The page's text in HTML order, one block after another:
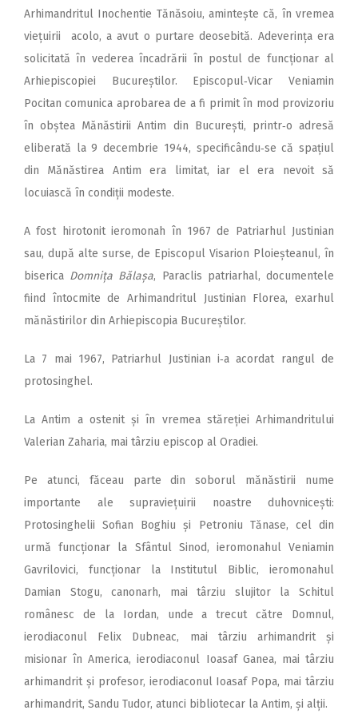
Arhimandritul Inochentie Tănăsoiu, amintește că, în vremea
viețuirii acolo, a avut o purtare deosebită. Adeverința era
solicitată în vederea încadrării în postul de funcționar al
Arhiepiscopiei Bucureștilor. Epis­copul‑Vicar Veniamin
Pocitan comunica aprobarea de a fi primit în mod provizoriu
în obștea Mănăstirii Antim din București, printr‑o adresă
eliberată la 9 decembrie 1944, specificându‑se că spațiul
din Mănăstirea Antim era limitat, iar el era nevoit să
locuiască în condiții modeste.
A fost hirotonit ieromonah în 1967 de Patriarhul Justinian
sau, după alte surse, de Episcopul Visarion Ploieșteanul, în
biserica Domnița Bălașa, Paraclis patriarhal, documentele
fiind întocmite de Arhimandritul Justinian Florea, exarhul
mănăstirilor din Arhiepiscopia Bucureștilor.
La 7 mai 1967, Patriarhul Justinian i‑a acordat rangul de
protosinghel.
La Antim a ostenit și în vremea stăreției Arhimandritului
Valerian Zaharia, mai târziu epis­cop al Oradiei.
Pe atunci, făceau parte din soborul mănăstirii nume
importante ale supraviețuirii noastre duhovnicești:
Protosinghelii Sofian Boghiu și Petroniu Tănase, cel din
urmă funcționar la Sfântul Sinod, ieromonahul Veniamin
Gavrilovici, funcționar la Institutul Biblic, ieromonahul
Damian Stogu, canonarh, mai târziu slujitor la Schitul
românesc de la Iordan, unde a trecut către Domnul,
ierodiaconul Felix Dubneac, mai târziu arhimandrit și
misionar în America, ierodiaconul Ioasaf Ganea, mai târziu
arhimandrit și profesor, ierodiaconul Ioasaf Popa, mai târziu
arhimandrit, Sandu Tudor, atunci bibliotecar la Antim, și alții.